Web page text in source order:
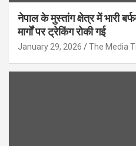
नेपाल के मुस्तांग क्षेत्र में भारी
मार्गों पर ट्रेकिंग रोकी गई
January 29, 2026 The Media